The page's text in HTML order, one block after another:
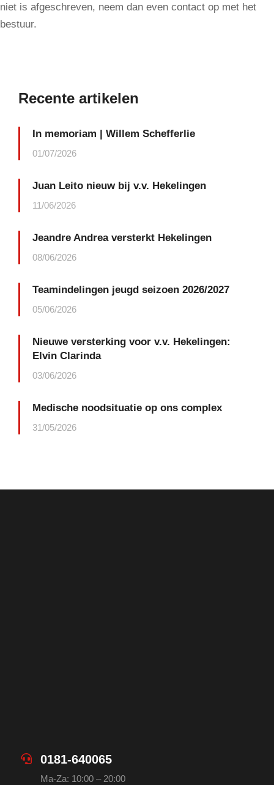
niet is afgeschreven, neem dan even contact op met het
bestuur.
Recente artikelen
In memoriam | Willem Schefferlie
01/07/2026
Juan Leito nieuw bij v.v. Hekelingen
11/06/2026
Jeandre Andrea versterkt Hekelingen
08/06/2026
Teamindelingen jeugd seizoen 2026/2027
05/06/2026
Nieuwe versterking voor v.v. Hekelingen:
Elvin Clarinda
03/06/2026
Medische noodsituatie op ons complex
31/05/2026
0181-640065
Ma-Za: 10:00 – 20:00